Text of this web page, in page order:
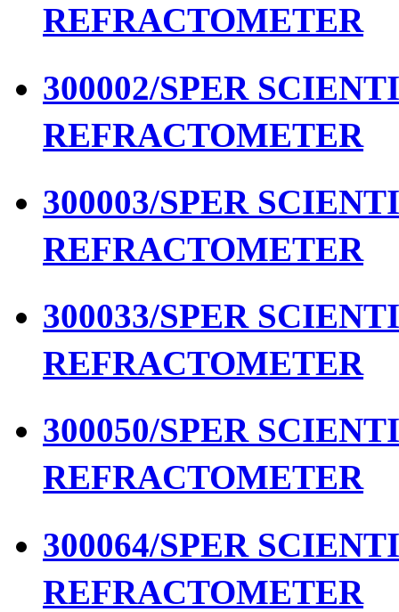
REFRACTOMETER
300002/SPER
REFRACTOMETER
300003/SPER
REFRACTOMETER
300033/SPER
REFRACTOMETER
300050/SPER
REFRACTOMETER
300064/SPER
REFRACTOMETER